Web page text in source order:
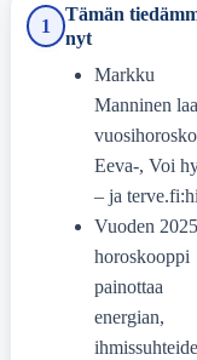
1
Tämän
nyt
Markku
Manninen
Eeva-, Voi
– ja
Vuoden 2025
horoskooppi
painottaa
energian,